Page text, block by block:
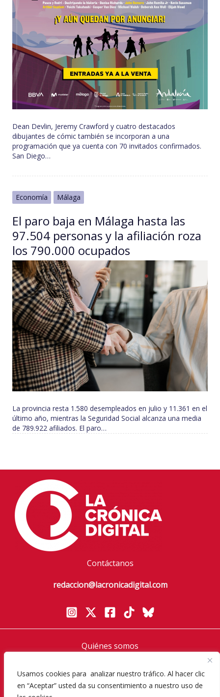
Usamos cookies para analizar nuestro tráfico. Al hacer clic
en “Aceptar” usted da su consentimiento a nuestro uso de
Dean Devlin, Jeremy Crawford y cuatro destacados
dibujantes de cómic también se incorporan a una
programación que ya cuenta con 70 invitados confirmados.
San Diego…
Economía Málaga
El paro baja en Málaga hasta las
97.504 personas y la afiliación roza
los 790.000 ocupados
La provincia resta 1.580 desempleados en julio y 11.361 en el
último año, mientras la Seguridad Social alcanza una media
de 789.922 afiliados. El paro…
Contáctanos
redaccion@lacronicadigital.com
Quiénes somos
Aviso Legal
Política de cookies